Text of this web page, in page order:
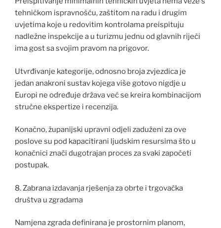
tehničkom ispravnošću, zaštitom na radu i drugim
uvjetima koje u redovitim kontrolama preispituju
nadležne inspekcije a u turizmu jednu od glavnih riječi
ima gost sa svojim pravom na prigovor.
Utvrđivanje kategorije, odnosno broja zvjezdica je
jedan anakroni sustav kojega više gotovo nigdje u
Europi ne određuje država već se kreira kombinacijom
stručne ekspertize i recenzija.
Konačno, županijski upravni odjeli zaduženi za ove
poslove su pod kapacitirani ljudskim resursima što u
konačnici znači dugotrajan proces za svaki započeti
postupak.
8. Zabrana izdavanja rješenja za obrte i trgovačka
društva u zgradama
Namjena zgrada definirana je prostornim planom,